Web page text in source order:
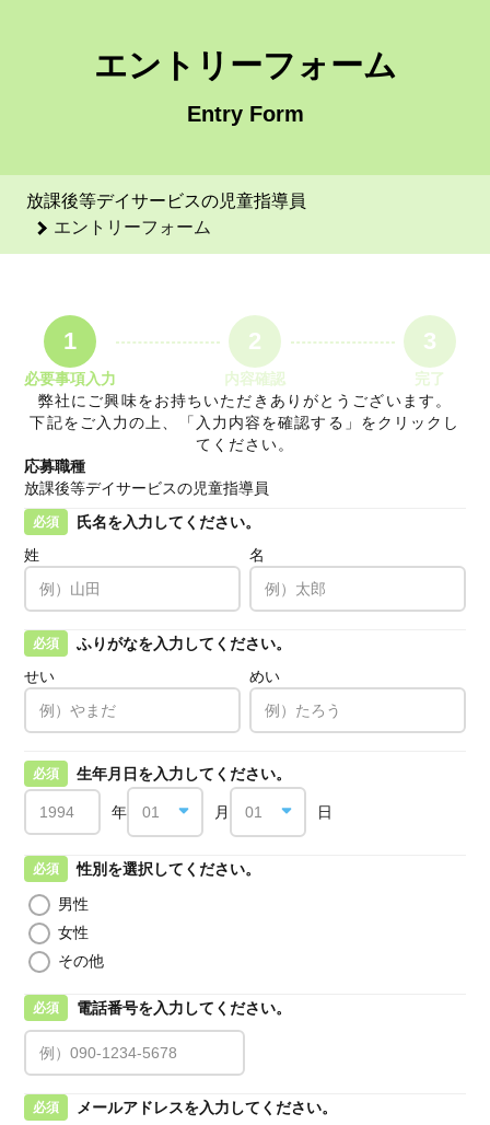
エントリーフォーム
Entry Form
放課後等デイサービスの児童指導員
エントリーフォーム
1
必要事項入力
2
内容確認
3
完了
弊社にご興味をお持ちいただきありがとうございます。
下記をご入力の上、「入力内容を確認する」をクリックし
てください。
応募職種
放課後等デイサービスの児童指導員
必須
氏名を入力してください。
姓
名
必須
ふりがなを入力してください。
せい
めい
必須 生年月日を入力してください。
年 月 日
必須
性別を選択してください。
男性
女性
その他
必須 電話番号を入力してください。
必須 メールアドレスを入力してください。